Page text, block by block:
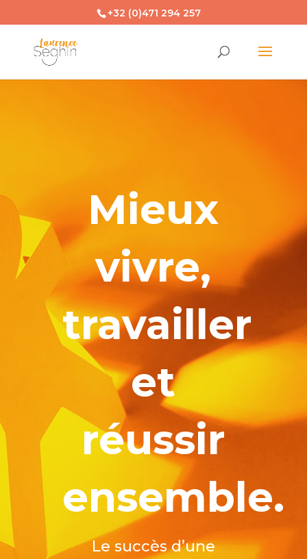
+32 (0)471 294 257
Mieux
vivre,
travailler
et
réussir
ensemble.
Le succès d’une